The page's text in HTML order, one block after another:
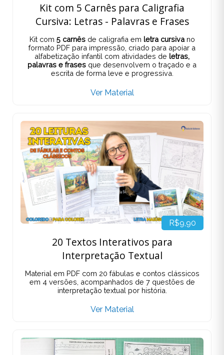
Kit com 5 Carnês para Caligrafia
Cursiva: Letras - Palavras e Frases
Kit com 5 carnêsde caligrafia em letra cursivano
formato PDF para impressão, criado para apoiar a
alfabetização infantil com atividades de letras,
palavras e frases que desenvolvem o traçado e a
escrita de forma leve e progressiva.
Ver Material
R$9,90
20 Textos Interativos para
Interpretação Textual
Material em PDF com 20 fábulas e contos clássicos
em 4 versões, acompanhados de 7 questões de
interpretação textual por história.
Ver Material